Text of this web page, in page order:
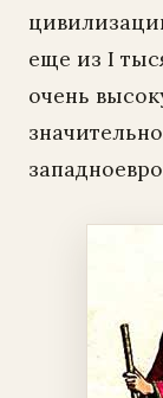
еще из I
очень